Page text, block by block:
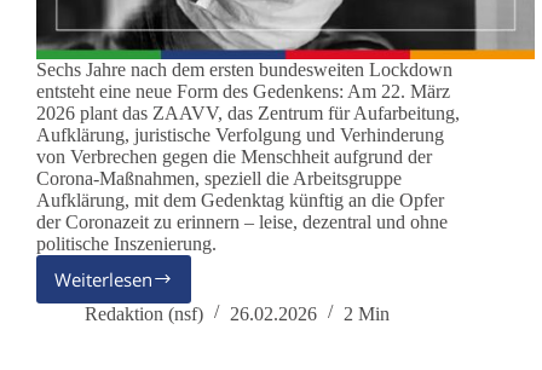
Sechs Jahre nach dem ersten bundesweiten Lockdown
entsteht eine neue Form des Gedenkens: Am 22. März
2026 plant das ZAAVV, das Zentrum für Aufarbeitung,
Aufklärung, juristische Verfolgung und Verhinderung
von Verbrechen gegen die Menschheit aufgrund der
Corona-Maßnahmen, speziell die Arbeitsgruppe
Aufklärung, mit dem Gedenktag künftig an die Opfer
der Coronazeit zu erinnern – leise, dezentral und ohne
politische Inszenierung.
Weiterlesen
Ein
neuer
Redaktion (nsf) 26.02.2026 2 Min